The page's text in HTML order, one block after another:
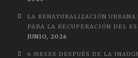
LA RENATURALIZACIÓN
PARA LA RECUPERACIÓN DEL
JUNIO, 2026
6 MESES DESPUÉS DE LA